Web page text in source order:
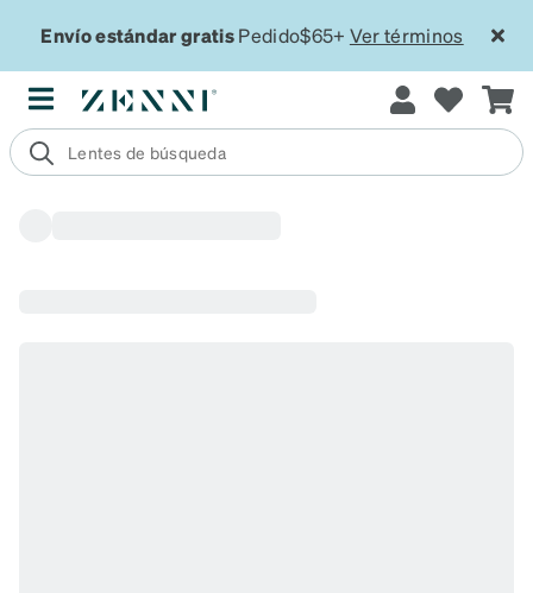
Envío estándar gratisPedido$65+ Ver términos